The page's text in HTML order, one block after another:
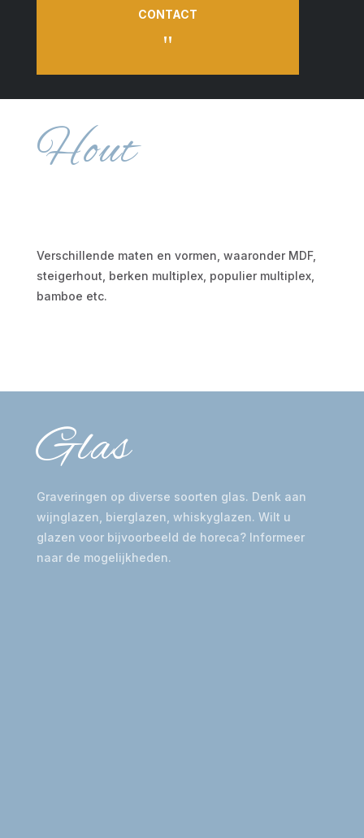
CONTACT
"
Hout
Verschillende maten en vormen, waaronder MDF,
steigerhout, berken multiplex, populier multiplex,
bamboe etc.
Glas
Graveringen op diverse soorten glas. Denk aan
wijnglazen, bierglazen, whiskyglazen. Wilt u
glazen voor bijvoorbeeld de horeca? Informeer
naar de mogelijkheden.